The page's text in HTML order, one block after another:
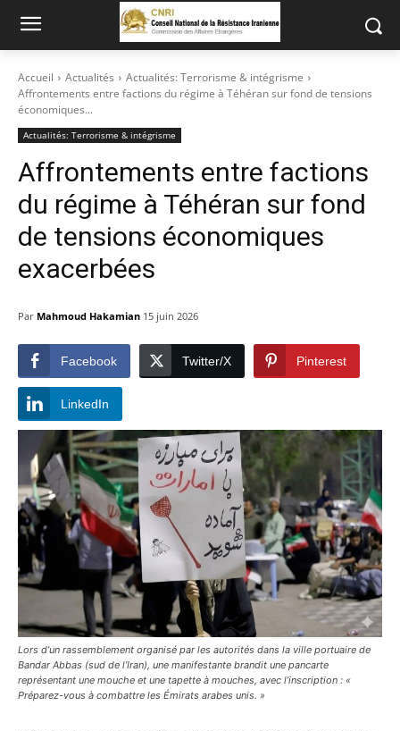
Accueil Actualités
Actualités: Terrorisme & intégrisme
Affrontements entre factions du régime à Téhéran sur fond de tensions
économiques...
Actualités: Terrorisme & intégrisme
Affrontements entre factions
du régime à Téhéran sur fond
de tensions économiques
exacerbées
Par Mahmoud Hakamian 15 juin 2026
Facebook Twitter/X Pinterest
LinkedIn
Lors d’un rassemblement organisé par les autorités dans la ville portuaire de
Bandar Abbas (sud de l’Iran), une manifestante brandit une pancarte
représentant une mouche et une tapette à mouches, avec l’inscription : «
Préparez-vous à combattre les Émirats arabes unis. »